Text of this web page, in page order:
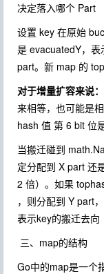
决定落入哪个 Part
设置 key 在原始
是 evacuatedY，
part。新 map 的
对于增量扩容来说：
来相等，也可能是
hash 值 第 6 bit 位
当搬迁碰到
定分配到 X part 还
2 倍）。如果
，则分配到 Y part
表示key的搬迁去向
三、map的结构
Go中的map是一个